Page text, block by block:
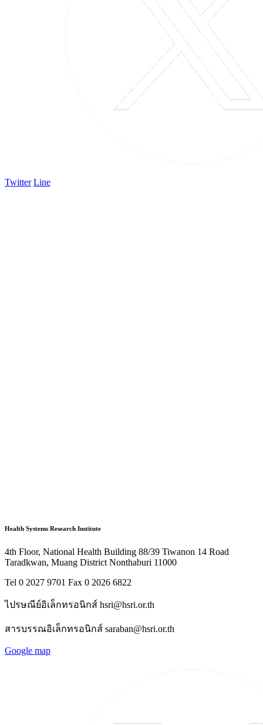
Twitter Line
Health Systems Research Institute
4th Floor, National Health Building 88/39 Tiwanon 14 Road
Taradkwan, Muang District Nonthaburi 11000
Tel 0 2027 9701 Fax 0 2026 6822
ไปรษณีย์อิเล็กทรอนิกส์ hsri@hsri.or.th
สารบรรณอิเล็กทรอนิกส์ saraban@hsri.or.th
Google map